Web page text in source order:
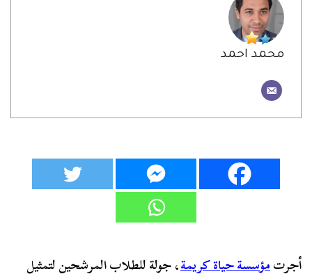
محمد احمد
أجرتمؤسسة حياة كريمة، جولة للطلاب المرشحين لتمثيل